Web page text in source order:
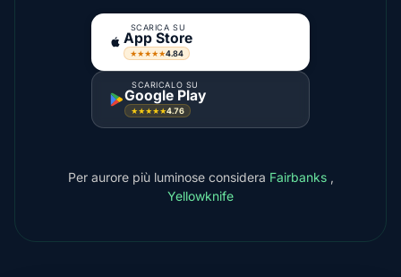
SCARICA SU
App Store
★★★★★4.84
SCARICALO SU
Google Play
★★★★★4.76
Per aurore più luminose considera Fairbanks ,
Yellowknife